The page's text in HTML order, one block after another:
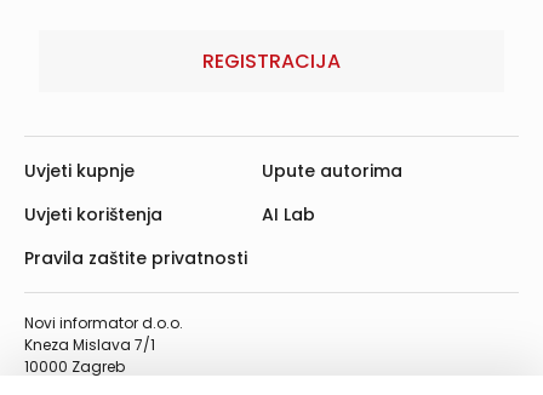
REGISTRACIJA
Novi informator d.o.o.
Kneza Mislava 7/1
10000 Zagreb
Uvjeti kupnje
Uvjeti korištenja
Pravila zaštite privatnosti
Upute autorima
AI Lab